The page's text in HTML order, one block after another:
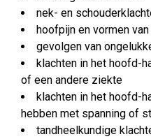
nek- en
hoofpijn en vormen
gevolgen van
klachten in het hoofd-
of een andere ziekte
klachten in het hoofd-
hebben met spanning of
tandheelkundige